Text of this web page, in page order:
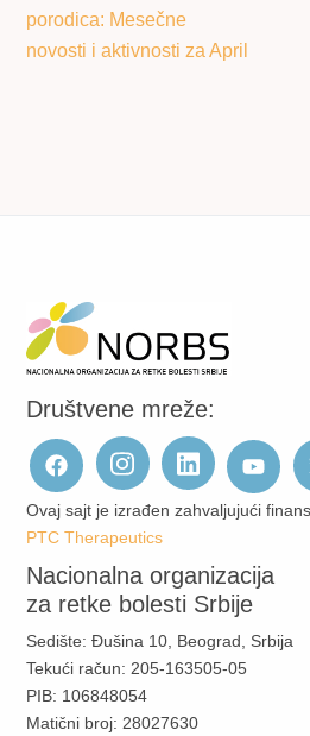
porodica: Mesečne
novosti i aktivnosti za April
Društvene mreže:
Ovaj sajt je izrađen zahvaljujući
PTC Therapeutics
Nacionalna organizacija
za retke bolesti Srbije
Sedište: Đušina 10, Beograd, Srbija
Tekući račun: 205-163505-05
PIB: 106848054
Matični broj: 28027630